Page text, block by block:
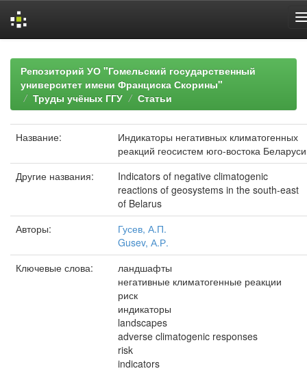
navigationРепозиторий УО "Гомельский государственный
университет имени Франциска Скорины"
Труды учёных ГГУ
Статьи
Название:
Индикаторы негативных климатогенных
реакций геосистем юго-востока Беларуси
Другие названия:
Indicators of negative climatogenic
reactions of geosystems in the south-east
of Belarus
Авторы:
Гусев, А.П.
Gusev, А.Р.
Ключевые слова:
ландшафты
негативные климатогенные реакции
риск
индикаторы
landscapes
adverse climatogenic responses
risk
indicators